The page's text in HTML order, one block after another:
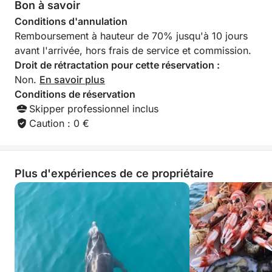
Prêt à explorer ? Rejoignez-nous et naviguez vers un
souvenir inoubliable.
Bon à savoir
Conditions d'annulation
Remboursement à hauteur de 70% jusqu'à 10 jours
avant l'arrivée, hors frais de service et commission.
Droit de rétractation pour cette réservation :
Non. En savoir plus
Conditions de réservation
Skipper professionnel inclus
Caution : 0 €
Plus d'expériences de ce propriétaire